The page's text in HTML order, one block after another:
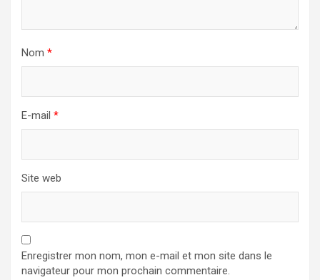
Nom *
E-mail *
Site web
Enregistrer mon nom, mon e-mail et mon site dans le
navigateur pour mon prochain commentaire.